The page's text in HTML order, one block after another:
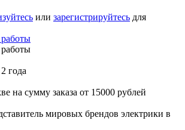
или зарегистрируйтесь для
года
на сумму заказа от 15000 рублей
мировых брендов электрики в